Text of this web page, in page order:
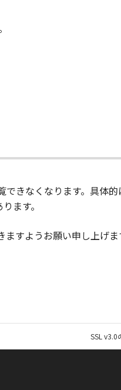
きなくなります。具体
ます。
すようお願い申し上げ
SSL v3.0